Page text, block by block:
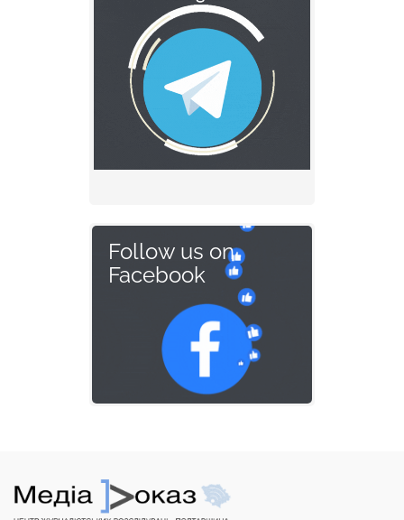
Follow us on
Facebook